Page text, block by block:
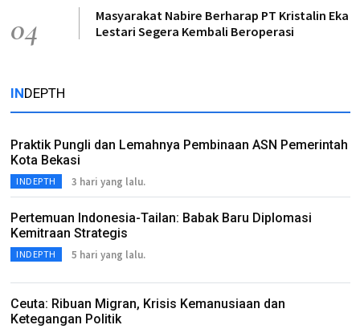
04
Masyarakat Nabire Berharap PT Kristalin Eka
Lestari Segera Kembali Beroperasi
INDEPTH
Praktik Pungli dan Lemahnya Pembinaan ASN Pemerintah
Kota Bekasi
INDEPTH 3 hari yang lalu.
Pertemuan Indonesia-Tailan: Babak Baru Diplomasi
Kemitraan Strategis
INDEPTH 5 hari yang lalu.
Ceuta: Ribuan Migran, Krisis Kemanusiaan dan
Ketegangan Politik